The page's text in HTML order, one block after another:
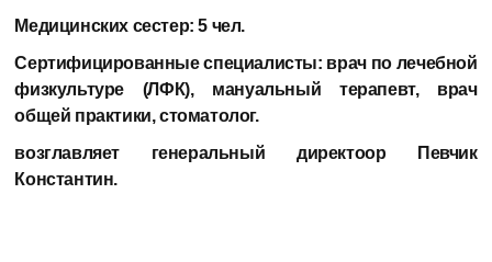
Медицинских сестер:5 чел.
Сертифицированные специалисты: врач по лечебной
физкультуре (ЛФК), мануальный терапевт, врач
общей практики, стоматолог.
возглавляет генеральный директоор
Певчик
Константин.